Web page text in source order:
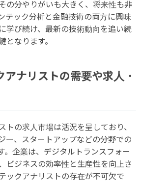
の分やりがいも大きく、将来性も非
テック分析と金融技術の両方に興味
学び続け、最新の技術動向を追い続
となります。
アナリストの需要や求人・
トの求人市場は活況を呈しており、
ー、スタートアップなどの分野での
。企業は、デジタルトランスフォー
ビジネスの効率性と生産性を向上さ
ックアナリストの存在が不可欠で